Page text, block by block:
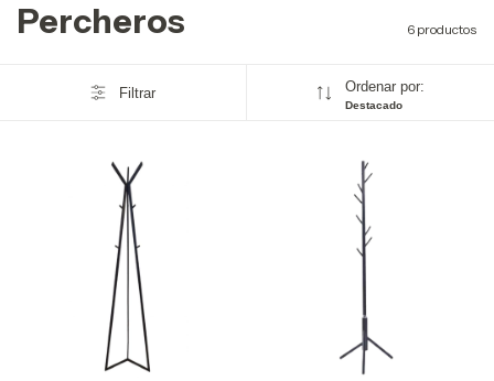
Percheros 6 productos
Filtrar Ordenar por:
Destacado